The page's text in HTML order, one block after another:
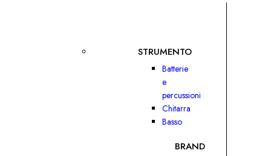
STRUMENTO
Batterie
e
percussioni
Chitarra
Basso
BRAND